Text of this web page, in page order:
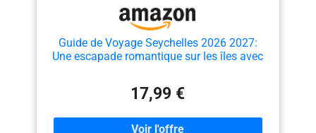
Guide de Voyage Seychelles 2026 2027:
Une escapade romantique sur les îles avec
entre Mahé, Praslin et La Digue
17,99 €